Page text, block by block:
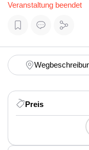
Veranstaltung beendet
Preis